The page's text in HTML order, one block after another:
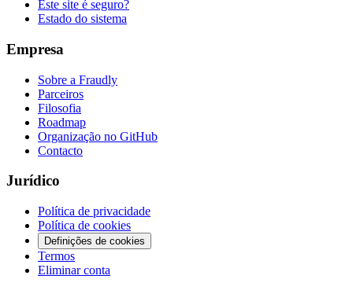
Este site é seguro?
Estado do sistema
Empresa
Sobre a Fraudly
Parceiros
Filosofia
Roadmap
Organização no GitHub
Contacto
Jurídico
Política de privacidade
Política de cookies
Definições de cookies
Termos
Eliminar conta